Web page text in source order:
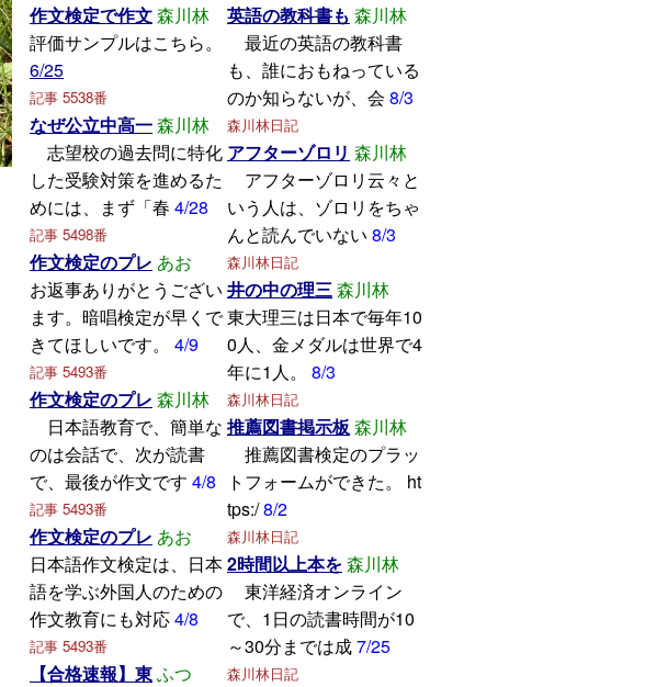
作文検定で作文森川林
評価サンプルはこちら。
6/25
記事 5538番
なぜ公立中高一森川林
志望校の過去問に特化
した受験対策を進めるた
めには、まず「春 4/28
記事 5498番
作文検定のプレ あお
お返事ありがとうござい
ます。暗唱検定が早くで
きてほしいです。
4/9
記事 5493番
作文検定のプレ 森川林
日本語教育で、簡単な
のは会話で、次が読書
で、最後が作文です 4/8
記事 5493番
作文検定のプレ あお
日本語作文検定は、日本
語を学ぶ外国人のための
作文教育にも対応4/8
記事 5493番
【合格速報】東ふつ
英語の教科書も 森川林
最近の英語の教科書
も、誰におもねっている
のか知らないが、会 8/3
森川林日記
アフターゾロリ 森川林
アフターゾロリ云々と
いう人は、ゾロリをちゃ
んと読んでいない 8/3
森川林日記
井の中の理三森川林
東大理三は日本で毎年10
0人、金メダルは世界で4
年に1人。 8/3
森川林日記
推薦図書掲示板森川林
推薦図書検定のプラッ
トフォームができた。 ht
tps:/8/2
森川林日記
2時間以上本を森川林
東洋経済オンライン
で、1日の読書時間が10
～30分までは成7/25
森川林日記